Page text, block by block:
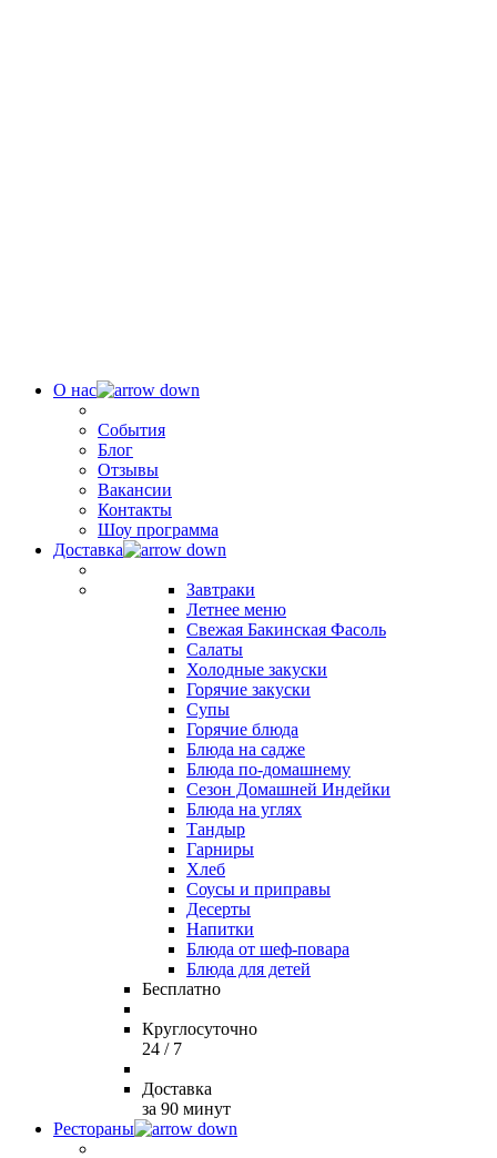
О нас
События
Блог
Отзывы
Вакансии
Контакты
Шоу программа
Доставка
Завтраки
Летнее меню
Свежая Бакинская Фасоль
Салаты
Холодные закуски
Горячие закуски
Супы
Горячие блюда
Блюда на садже
Блюда по-домашнему
Сезон Домашней Индейки
Блюда на углях
Тандыр
Гарниры
Хлеб
Соусы и приправы
Десерты
Напитки
Блюда от шеф-повара
Блюда для детей
Бесплатно
Круглосуточно
24 / 7
Доставка
за 90 минут
Рестораны